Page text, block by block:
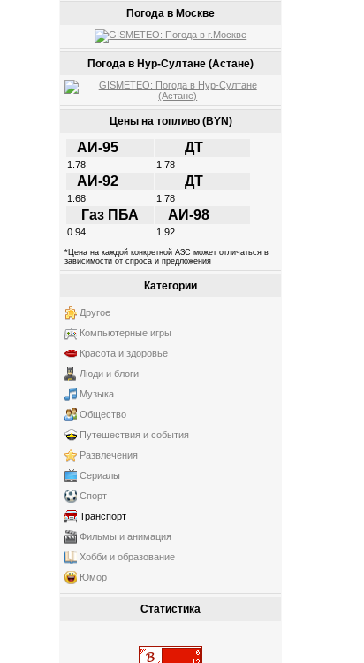
Погода в Москве
Погода в Нур-Султане (Астане)
Цены на топливо (BYN)
АИ-95 ДТ
1.78 1.78
АИ-92 ДТ
1.68 1.78
Газ ПБА АИ-98
0.94 1.92
*Цена на каждой конкретной АЗС может отличаться в
зависимости от спроса и предложения
Категории
Другое
Компьютерные игры
Красота и здоровье
Люди и блоги
Музыка
Общество
Путешествия и события
Развлечения
Сериалы
Спорт
Транспорт
Фильмы и анимация
Хобби и образование
Юмор
Статистика